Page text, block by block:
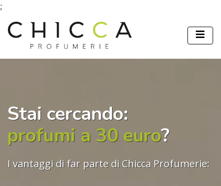
;
Stai cercando:
profumi a 30 euro?
I vantaggi di far parte di Chicca Profumerie: